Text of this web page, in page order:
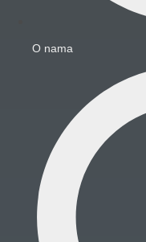
O nama